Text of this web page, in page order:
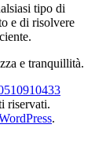
tipo di
e di risolvere
e tranquillità.
riservati.
.